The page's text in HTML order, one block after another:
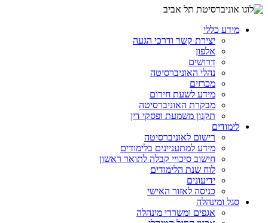
מידע כללי
יצירת קשר ודרכי הגעה
אלפון
דרושים
נהלי האוניברסיטה
מכרזים
מידע לשעת חירום
מבקרת האוניברסיטה
תקנון משמעת ופסקי דין
לימודים
רישום לאוניברסיטה
מידע למתעניינים בלימודים
חישוב סיכויי קבלה לתואר ראשון
לוח שנת הלימודים
ידיעונים
כניסה לאזור האישי
סגל ומינהלה
אגפים ומשרדי מינהלה